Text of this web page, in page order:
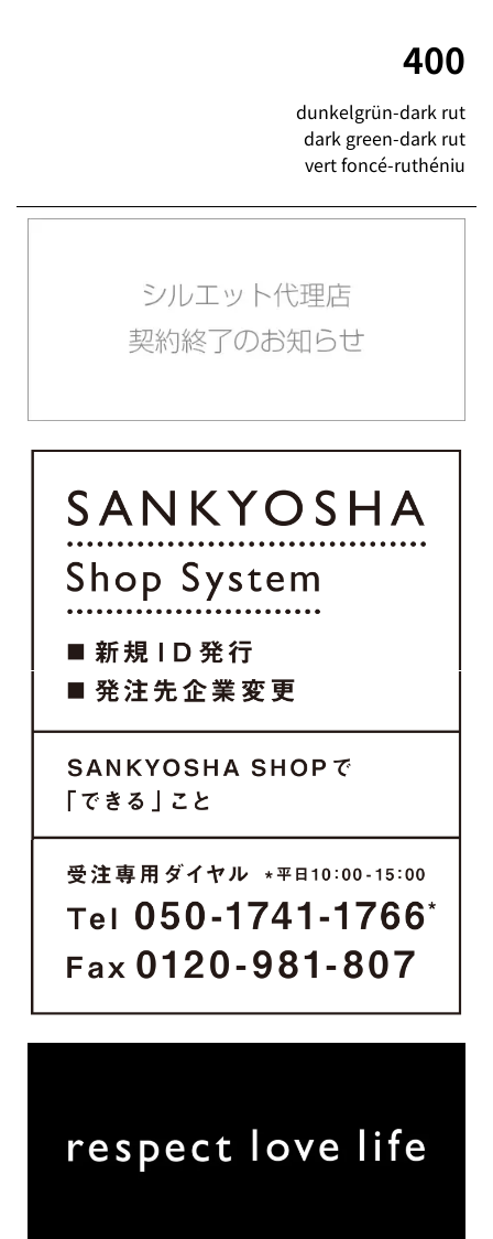
400
dunkelgrün-dark rut
dark green-dark rut
vert foncé-ruthéniu